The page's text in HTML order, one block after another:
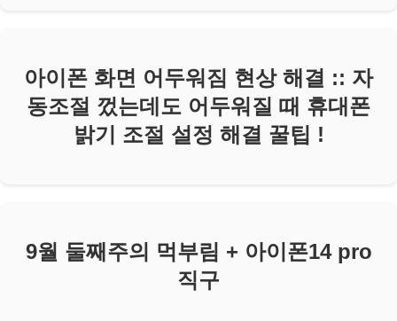
아이폰 화면 어두워짐 현상 해결 :: 자
동조절 껐는데도 어두워질 때 휴대폰
밝기 조절 설정 해결 꿀팁 !
9월 둘째주의 먹부림 + 아이폰14 pro
직구